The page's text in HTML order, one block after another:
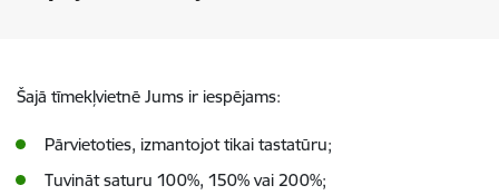
Šajā tīmekļvietnē Jums ir iespējams:
Pārvietoties, izmantojot tikai tastatūru;
Tuvināt saturu 100%, 150% vai 200%;